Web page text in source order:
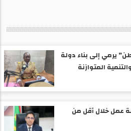
يرمي إلى بناء دولة
المتوازنة
35 ألف فرصة عمل خلال أقل من